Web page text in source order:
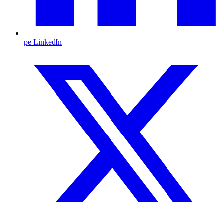
pe LinkedIn